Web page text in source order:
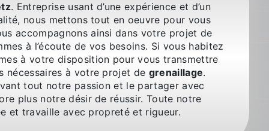
. Entreprise usant d’une expérience et d’un
nous mettons tout en oeuvre pour vous
accompagnons ainsi dans votre projet de
à l’écoute de vos besoins. Si vous habitez
à votre disposition pour vous transmettre
nécessaires à votre projet de grenaillage.
tout notre passion et le partager avec
plus notre désir de réussir. Toute notre
et travaille avec propreté et rigueur.